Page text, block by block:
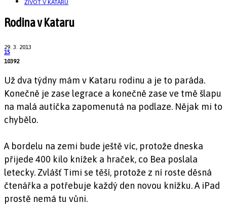
ŽIVOT V KATARU
Rodina v Kataru
29. 3. 2013
15
10392
Už dva týdny mám v Kataru rodinu a je to paráda.
Konečně je zase legrace a konečně zase ve tmě šlapu
na malá autíčka zapomenutá na podlaze. Nějak mi to
chybělo.
A bordelu na zemi bude ještě víc, protože dneska
přijede 400 kilo knížek a hraček, co Bea poslala
letecky. Zvlášť Timi se těší, protože z ní roste děsná
čtenářka a potřebuje každý den novou knížku. A iPad
prostě nemá tu vůni.